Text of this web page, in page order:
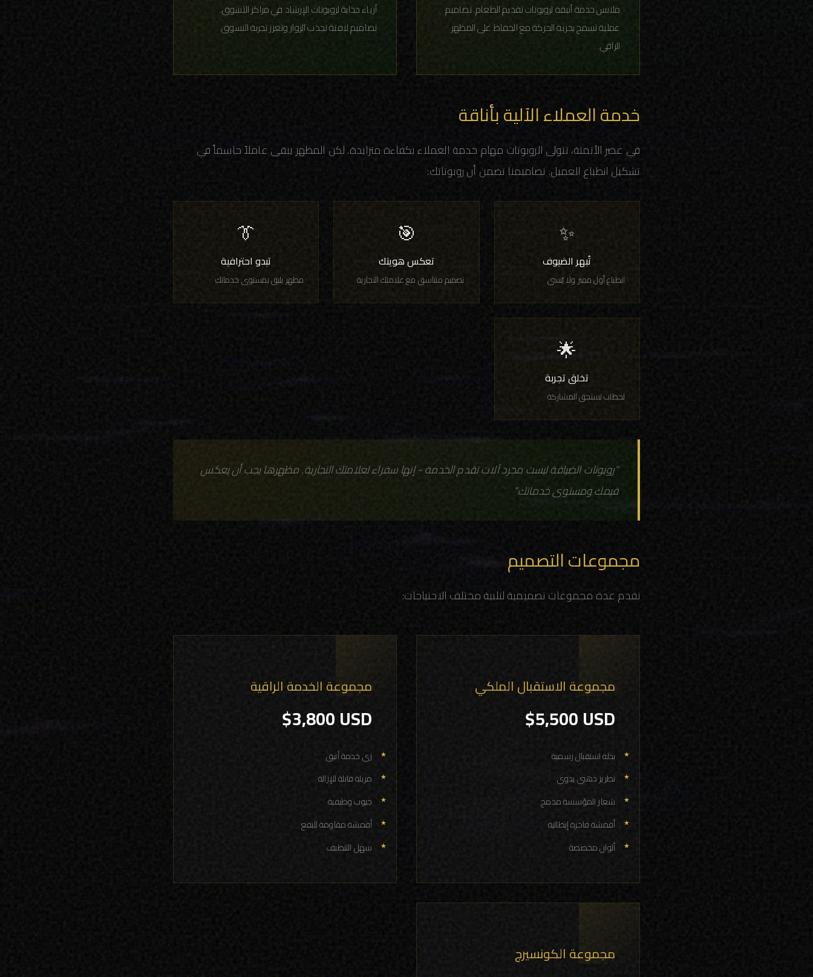
ملابس خدمة أنيقة لروبوتات تقديم الطعام. تصاميم
عملية تسمح بحرية الحركة مع الحفاظ على المظهر
الراقي.
أزياء جذابة لروبوتات الإرشاد في مراكز التسوق.
تصاميم لافتة تجذب الزوار وتعزز تجربة التسوق.
خدمة العملاء الآلية بأناقة
في عصر الأتمتة، تتولى الروبوتات مهام خدمة العملاء بكفاءة متزايدة. لكن المظهر يبقى عاملاً حاسماً في
تشكيل انطباع العميل. تصاميمنا تضمن أن روبوتاتك:
✨
تُبهر الضيوف
انطباع أول مميز ولا يُنسى
🎯
تعكس هويتك
تصميم متناسق مع علامتك التجارية
👔
تبدو احترافية
مظهر يليق بمستوى خدماتك
🌟
تخلق تجربة
لحظات تستحق المشاركة
"روبوتات الضيافة ليست مجرد آلات تقدم الخدمة - إنها سفراء لعلامتك التجارية. مظهرها يجب أن يعكس
قيمك ومستوى خدماتك."
مجموعات التصميم
نقدم عدة مجموعات تصميمية لتلبية مختلف الاحتياجات:
مجموعة الاستقبال الملكي
$5,500 USD
بدلة استقبال رسمية
تطريز ذهبي يدوي
شعار المؤسسة مدمج
أقمشة فاخرة إيطالية
ألوان مخصصة
مجموعة الخدمة الراقية
$3,800 USD
زي خدمة أنيق
مريلة قابلة للإزالة
جيوب وظيفية
أقمشة مقاومة للبقع
سهل التنظيف
مجموعة الكونسيرج